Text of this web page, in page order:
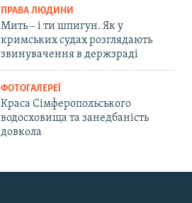
ПРАВА ЛЮДИНИ
Мить – і ти шпигун. Як у
кримських судах розглядають
звинувачення в держзраді
ФОТОГАЛЕРЕЇ
Краса Сімферопольського
водосховища та занедбаність
довкола